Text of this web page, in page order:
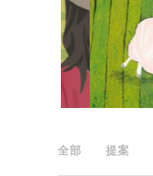
全部 提案